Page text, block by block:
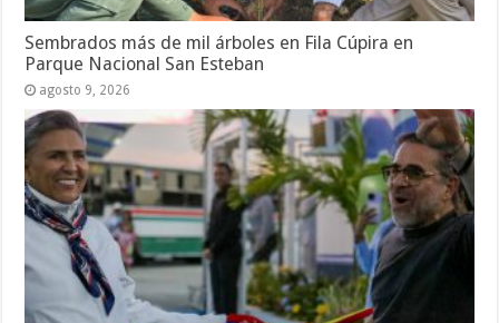
Sembrados más de mil árboles en Fila Cúpira en
Parque Nacional San Esteban
agosto 9, 2026